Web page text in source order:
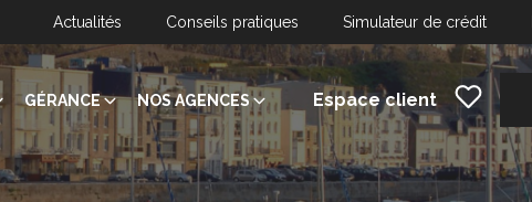
Actualités Conseils pratiques Simulateur de crédit
GÉRANCE NOS AGENCES Espace client